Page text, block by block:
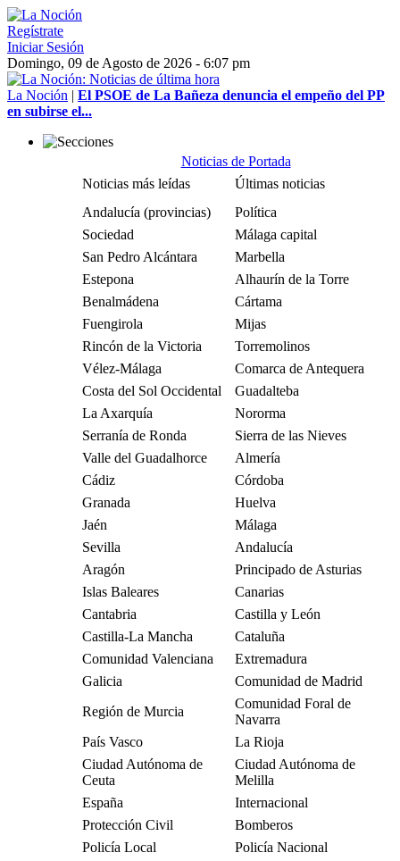
Regístrate
Iniciar Sesión
Domingo, 09 de Agosto de 2026 - 6:07 pm
La Noción | El PSOE de La Bañeza denuncia el empeño del PP
en subirse el...
Noticias de Portada
Noticias más leídas
Últimas noticias
Andalucía (provincias)
Política
Sociedad
Málaga capital
San Pedro Alcántara
Marbella
Estepona
Alhaurín de la Torre
Benalmádena
Cártama
Fuengirola
Mijas
Rincón de la Victoria
Torremolinos
Vélez-Málaga
Comarca de Antequera
Costa del Sol Occidental
Guadalteba
La Axarquía
Nororma
Serranía de Ronda
Sierra de las Nieves
Valle del Guadalhorce
Almería
Cádiz
Córdoba
Granada
Huelva
Jaén
Málaga
Sevilla
Andalucía
Aragón
Principado de Asturias
Islas Baleares
Canarias
Cantabria
Castilla y León
Castilla-La Mancha
Cataluña
Comunidad Valenciana
Extremadura
Galicia
Comunidad de Madrid
Región de Murcia
Comunidad Foral de
Navarra
País Vasco
La Rioja
Ciudad Autónoma de
Ceuta
Ciudad Autónoma de
Melilla
España
Internacional
Protección Civil
Bomberos
Policía Local
Policía Nacional